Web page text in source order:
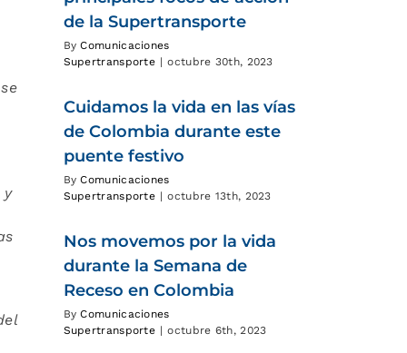
y
de la Supertransporte
ByComunicaciones
Supertransporte | octubre 30th, 2023
Cuidamos la vida en las vías
de Colombia durante este
puente festivo
ByComunicaciones
Supertransporte | octubre 13th, 2023
Nos movemos por la vida
durante la Semana de
Receso en Colombia
ByComunicaciones
Supertransporte | octubre 6th, 2023